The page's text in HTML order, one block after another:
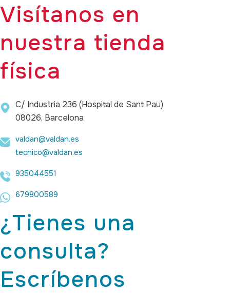
Visítanos en
nuestra tienda
física
C/ Industria 236 (Hospital de Sant Pau)
08026, Barcelona
valdan@valdan.es
tecnico@valdan.es
935044551
679800589
¿Tienes una
consulta?
Escríbenos